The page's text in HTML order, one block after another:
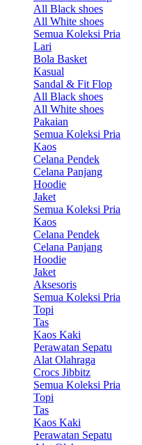
All Black shoes
All White shoes
Semua Koleksi Pria
Lari
Bola Basket
Kasual
Sandal & Fit Flop
All Black shoes
All White shoes
Pakaian
Semua Koleksi Pria
Kaos
Celana Pendek
Celana Panjang
Hoodie
Jaket
Semua Koleksi Pria
Kaos
Celana Pendek
Celana Panjang
Hoodie
Jaket
Aksesoris
Semua Koleksi Pria
Topi
Tas
Kaos Kaki
Perawatan Sepatu
Alat Olahraga
Crocs Jibbitz
Semua Koleksi Pria
Topi
Tas
Kaos Kaki
Perawatan Sepatu